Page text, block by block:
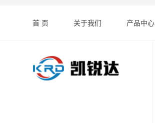
首 页 关于我们 产品中心